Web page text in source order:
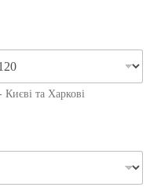
Києві та Харкові